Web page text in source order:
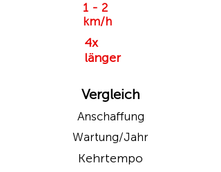
1 - 2
km/h
4x
länger
Vergleich
Anschaffung
Wartung/Jahr
Kehrtempo